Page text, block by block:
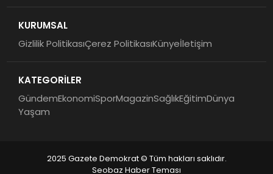
KURUMSAL
Gizlilik PolitikasıÇerez PolitikasıKünyeİletişim
KATEGORİLER
GündemEkonomiSporMagazinSağlıkEğitimDünya
Yaşam
2025 Gazete Demokrat © Tüm hakları saklıdır.
Seobaz Haber Teması